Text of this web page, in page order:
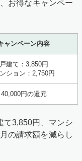
お得なキャンペー
ャンペーン内容
戸建て：3,850円
ション：2,750円
40,000円の還元
て3,850円、マンシ
の請求額を減らし